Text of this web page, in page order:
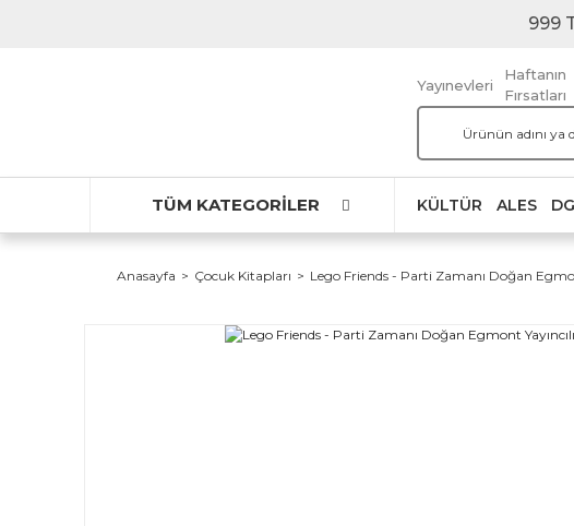
999
Yayınevleri
Haftanın
Fırsatları
TÜM KATEGORİLER KÜLTÜR ALES
Anasayfa Çocuk Kitapları Lego Friends - Parti Zamanı Doğan